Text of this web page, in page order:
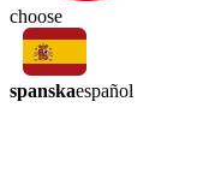
choose
spanskaespañol